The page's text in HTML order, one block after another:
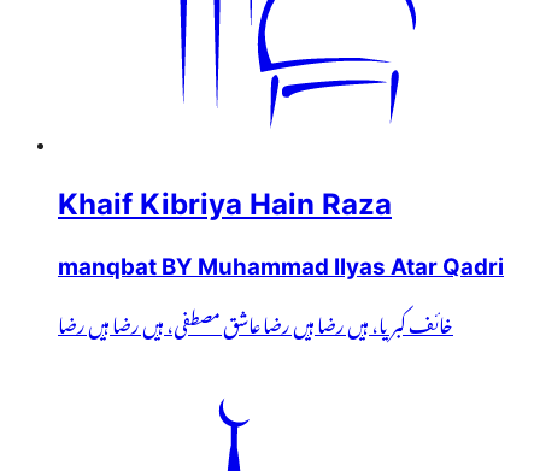
Khaif Kibriya Hain Raza
manqbat BY Muhammad Ilyas Atar Qadri
خائف کبریا، ہیں رضا ہیں رضا عاشق مصطفی، ہیں رضا ہیں رضا